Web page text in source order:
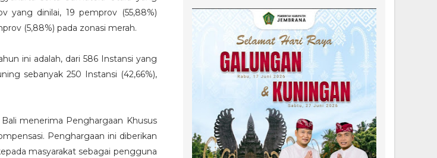
dinilai, 19 pemprov (55,88%)
(5,88%) pada zonasi merah.
ini adalah, dari 586 Instansi yang
sebanyak 250 Instansi (42,66%),
menerima Penghargaan Khusus
Penghargaan ini diberikan
masyarakat sebagai pengguna